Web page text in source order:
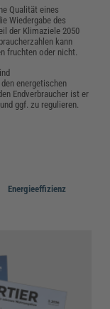
Qualität eines
Wiedergabe des
der Klimaziele 2050
kann
fruchten oder nicht.
energetischen
Endverbraucher ist er
ggf. zu regulieren.
Energieeffizienz